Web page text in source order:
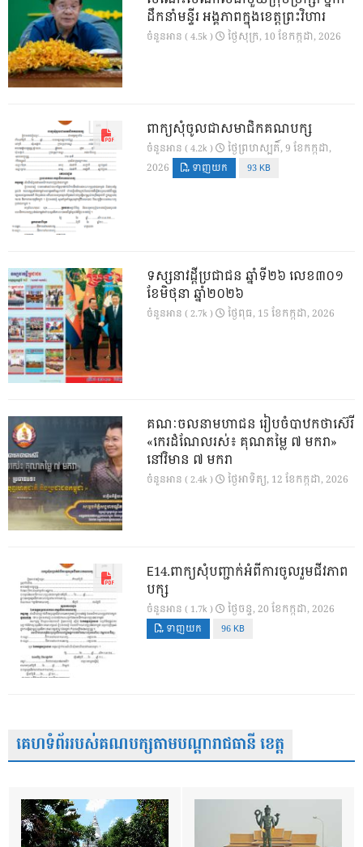
ដឹកនាំមន្ទីរ អង្គភាពក្នុងខេត្តព្រះវិហារ
ចំនួនអាន ( 4.5k ) ថ្ងៃ​សុក្រ, 10 ខែ​កក្កដា, 2026
ពាក្យសុំចូលជាសមាជិកគណបក្ស
ចំនួនអាន ( 4.2k )
ថ្ងៃ​ព្រហស្បតិ៍, 9 ខែ​កក្កដា,
2026
ទាញយក 93 KB
ទស្សនាវដ្ដីប្រជាជន ឆ្នាំទី២៦ លេខ៣០១
ខែមិថុនា ឆ្នាំ២០២៦
ចំនួនអាន ( 2.7k ) ថ្ងៃ​ពុធ, 15 ខែ​កក្កដា, 2026
គណៈចលនាមហាជន រៀបចំបាឋកថាស៊េរី
«កេរដំណែលរស់៖ គុណតម្លៃ ៧ មករា»
នៅវិមាន ៧ មករា
ចំនួនអាន ( 2.4k ) ថ្ងៃ​អាទិត្យ, 12 ខែ​កក្កដា, 2026
E14.ពាក្យសុំបញ្ជាក់អំពីការចូលរួមជីវភាព
បក្ស
ចំនួនអាន ( 1.7k ) ថ្ងៃ​ចន្ទ, 20 ខែ​កក្កដា, 2026
ទាញយក 96 KB
គេហទំព័ររបស់គណបក្សតាមបណ្តារាជធានី ខេត្ត